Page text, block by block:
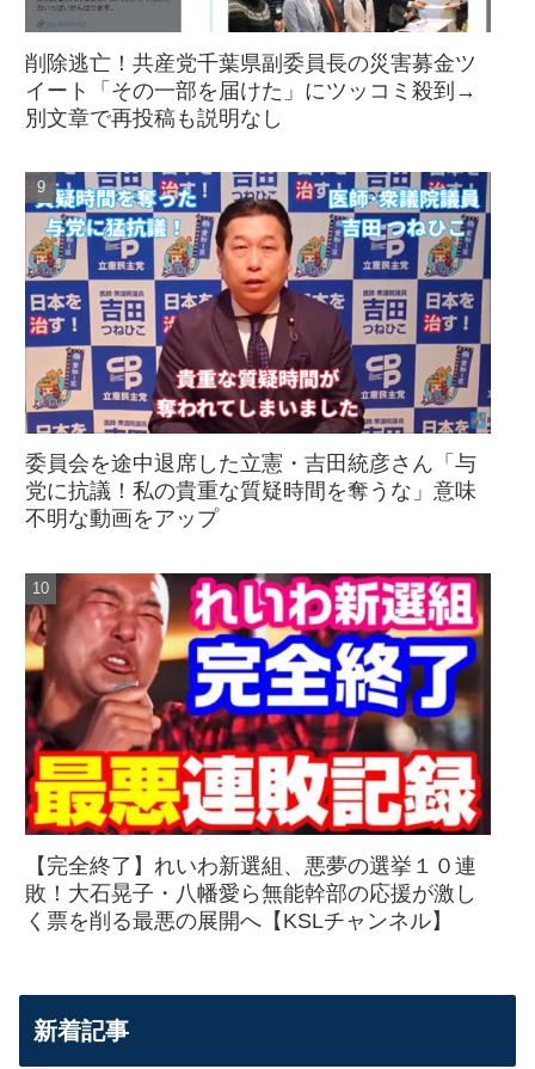
削除逃亡！共産党千葉県副委員長の災害募金ツ
イート「その一部を届けた」にツッコミ殺到→
別文章で再投稿も説明なし
委員会を途中退席した立憲・吉田統彦さん「与
党に抗議！私の貴重な質疑時間を奪うな」意味
不明な動画をアップ
【完全終了】れいわ新選組、悪夢の選挙１０連
敗！大石晃子・八幡愛ら無能幹部の応援が激し
く票を削る最悪の展開へ【KSLチャンネル】
新着記事